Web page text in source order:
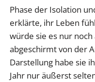
Phase der Isolation
erklärte, ihr Leben
würde sie es nur
abgeschirmt von der
Darstellung habe sie
Jahr nur äußerst